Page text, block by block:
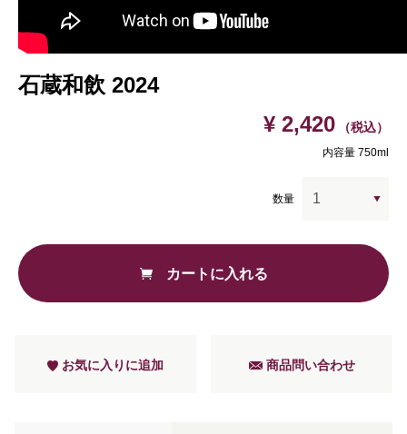
石蔵和飲 2024
¥ 2,420
（税込）
内容量 750ml
数量
カートに入れる
お気に入りに追加 商品問い合わせ